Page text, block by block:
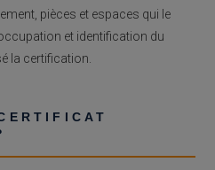
pièces et espaces qui le
et identification du
la certification.